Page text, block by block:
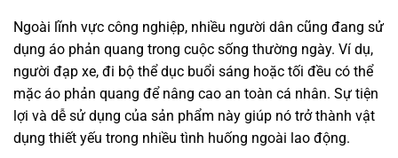
Ngoài lĩnh vực công nghiệp, nhiều người dân cũng đang sử
dụng áo phản quang trong cuộc sống thường ngày. Ví dụ,
người đạp xe, đi bộ thể dục buổi sáng hoặc tối đều có thể
mặc áo phản quang để nâng cao an toàn cá nhân. Sự tiện
lợi và dễ sử dụng của sản phẩm này giúp nó trở thành vật
dụng thiết yếu trong nhiều tình huống ngoài lao động.